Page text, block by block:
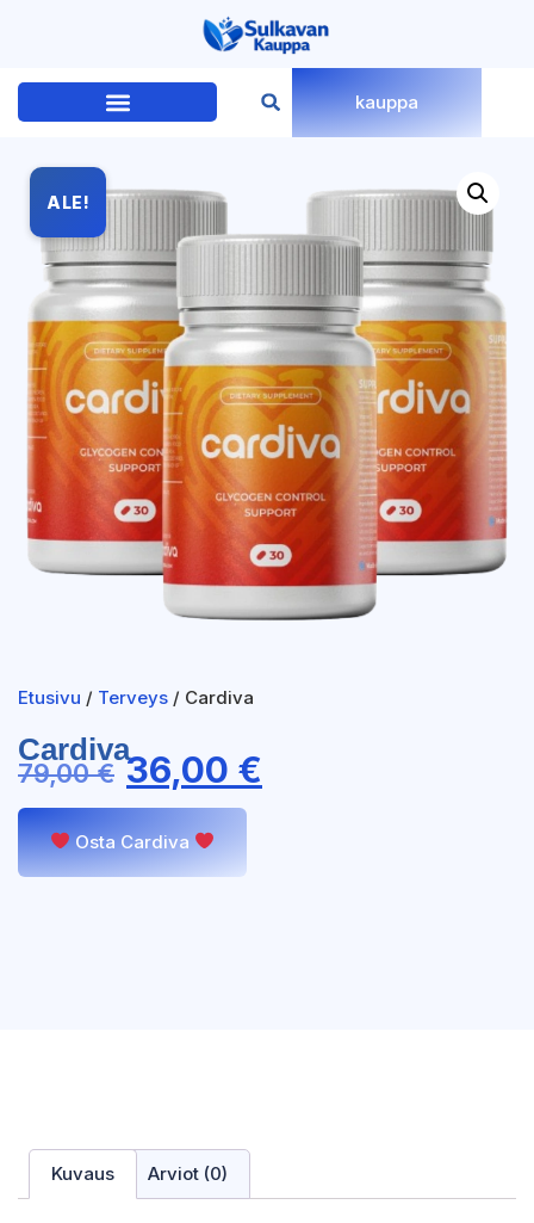
kauppa
ALE!
Etusivu / Terveys / Cardiva
Cardiva
79,00€ 36,00 €
Osta Cardiva
Kuvaus Arviot (0)